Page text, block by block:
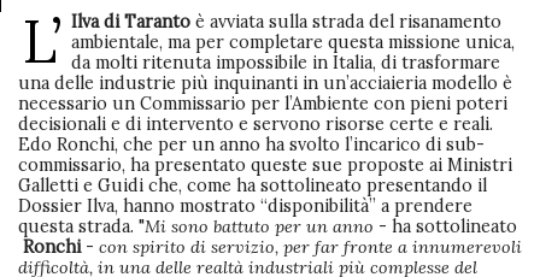
L’ Ilva di Taranto è avviata sulla strada del risanamento
ambientale, ma per completare questa missione unica,
da molti ritenuta impossibile in Italia, di trasformare
una delle industrie più inquinanti in un’acciaieria modello è
necessario un Commissario per l’Ambiente con pieni poteri
decisionali e di intervento e servono risorse certe e reali.
Edo Ronchi, che per un anno ha svolto l’incarico di sub-
commissario, ha presentato queste sue proposte ai Ministri
Galletti e Guidi che, come ha sottolineato presentando il
Dossier Ilva, hanno mostrato “disponibilità” a prendere
questa strada. "Mi sono battuto per un anno - ha sottolineato
Ronchi- con spirito di servizio, per far fronte a innumerevoli
difficoltà, in una delle realtà industriali più complesse del